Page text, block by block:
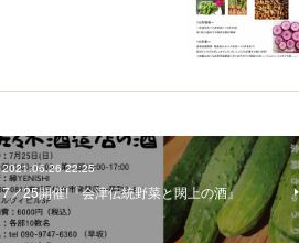
2021.06.26 22:25
7／25開催!『会津伝統野菜と閖上の酒』